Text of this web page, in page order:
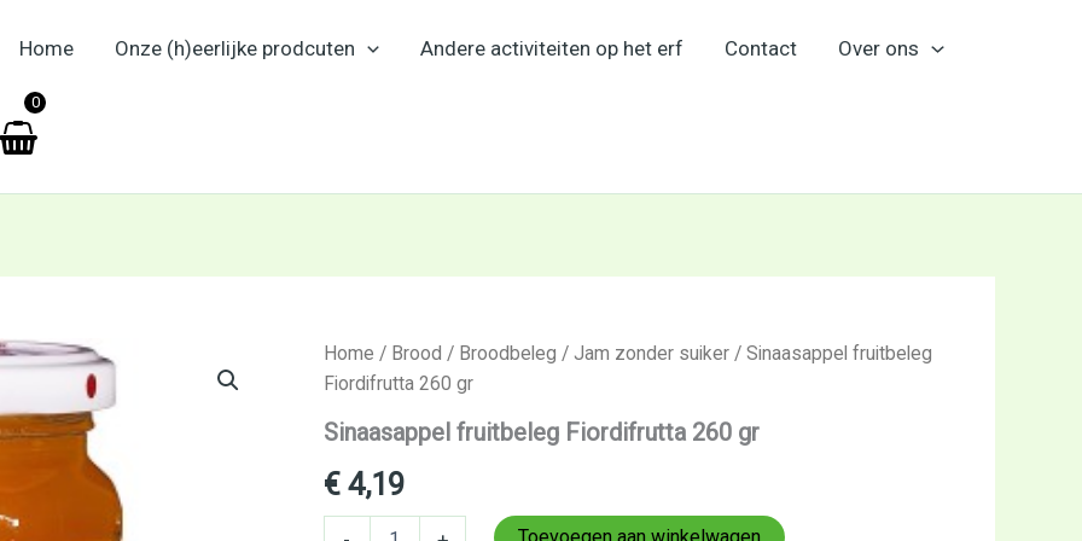
Home Onze (h)eerlijke prodcuten Andere activiteiten op het erf Contact Over ons
0
Home / Brood / Broodbeleg / Jam zonder suiker/ Sinaasappel fruitbeleg
Fiordifrutta 260 gr
Sinaasappel fruitbeleg Fiordifrutta 260 gr
€4,19
Sinaasappel
fruitbeleg
260
gr
aantal